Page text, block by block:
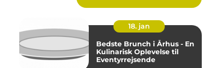
18. jan
Bedste Brunch i Århus - En
Kulinarisk Oplevelse til
Eventyrrejsende